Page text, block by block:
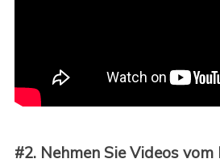
#2. Nehmen Sie Videos